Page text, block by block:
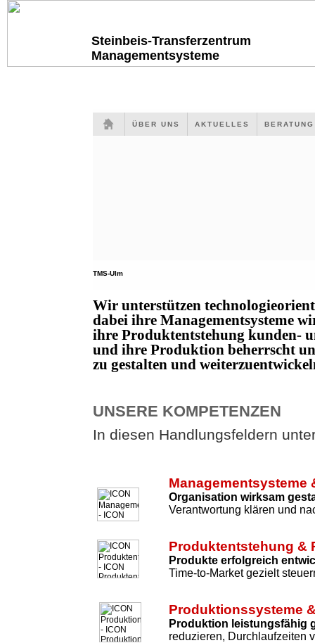
Steinbeis-Transferzentrum
Managementsysteme
ÜBER UNS AKTUELLES
TMS-Ulm
Wir unterstützen
dabei ihre Managementsysteme
ihre Produktentstehung kunden-
und ihre Produktion beherrscht
zu gestalten und
UNSERE KOMPETENZEN
In diesen Handlungsfeldern
Managementsysteme
Organisation wirksam
Verantwortung klären und
Produktentstehung &
Produkte erfolgreich
Time-to-Market gezielt
Produktionssysteme
Produktion leistungsfähig
reduzieren, Durchlaufzeiten